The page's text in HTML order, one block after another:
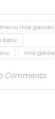
menu mie
batu
mie
Comments